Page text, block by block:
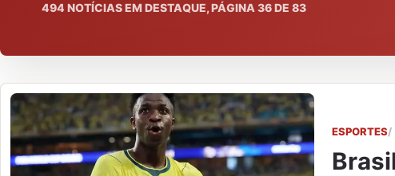
494 NOTÍCIAS EM DESTAQUE, PÁGINA 36DE 83
ESPORTES